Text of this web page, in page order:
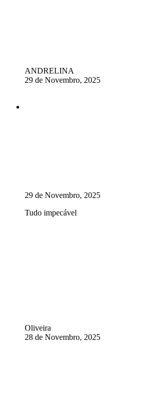
ANDRELINA
29 de Novembro, 2025
29 de Novembro, 2025
Tudo impecável
Oliveira
28 de Novembro, 2025